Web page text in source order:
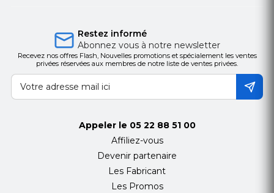
Restez informé
Abonnez vous à notre newsletter
Recevez nos offres Flash, Nouvelles promotions et spécialement les ventes
privées réservées aux membres de notre liste de ventes privées.
Appeler le 05 22 88 51 00
Affiliez-vous
Devenir partenaire
Les Fabricant
Les Promos